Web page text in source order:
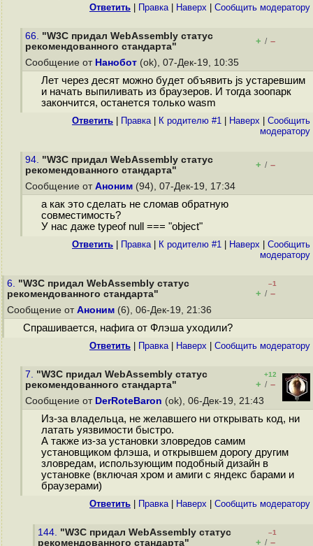
Ответить Правка| Наверх Cообщить модератору
66. "W3C придал WebAssembly статус
рекомендованного стандарта"
+ / –
Сообщение от Нанобот (ok), 07-Дек-19, 10:35
Лет через десят можно будет объявить js устаревшим
и начать выпиливать из браузеров. И тогда зоопарк
закончится, останется только wasm
Ответить Правка| К родителю #1 Наверх
Cообщить
модератору
94. "W3C придал WebAssembly статус
рекомендованного стандарта"
+ / –
Сообщение от Аноним (94), 07-Дек-19, 17:34
а как это сделать не сломав обратную
совместимость?
У нас даже typeof null === "object"
Ответить Правка| К родителю #1 Наверх
Cообщить
модератору
6. "W3C придал WebAssembly статус
рекомендованного стандарта"
–1
+ / –
Сообщение от Аноним (6), 06-Дек-19, 21:36
Спрашивается, нафига от Флэша уходили?
Ответить Правка| Наверх Cообщить модератору
7. "W3C придал WebAssembly статус
рекомендованного стандарта"
+12
+ / –
Сообщение от DerRoteBaron (ok), 06-Дек-19, 21:43
Из-за владельца, не желавшего ни открывать код, ни
латать уязвимости быстро.
А также из-за установки зловредов самим
установщиком флэша, и открывшем дорогу другим
зловредам, использующим подобный дизайн в
установке (включая хром и амиги с яндекс барами и
браузерами)
Ответить Правка| Наверх Cообщить модератору
144. "W3C придал WebAssembly статус
рекомендованного стандарта"
–1
+ / –